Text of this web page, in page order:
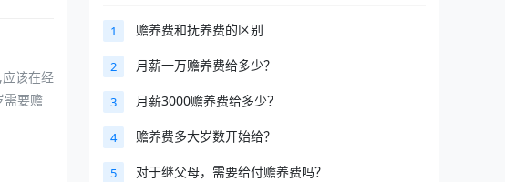
该在经
需要赡
1 赡养费和抚养费的区别
2 月薪一万赡养费给多少？
3 月薪3000赡养费给多少？
4 赡养费多大岁数开始给？
5 对于继父母，需要给付赡养费吗？